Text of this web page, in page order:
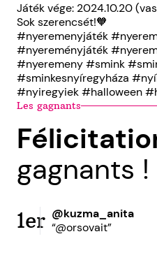
Játék vége: 2024.10.20
Sok szerencsét!🧡
#nyeremenyjáték
#nyereményjáték
#nyeremeny #smink
#sminkesnyíregyháza
#nyiregyiek #halloween
Les gagnants
gagnants !
1er @kuzma_anita
“@orsovait”